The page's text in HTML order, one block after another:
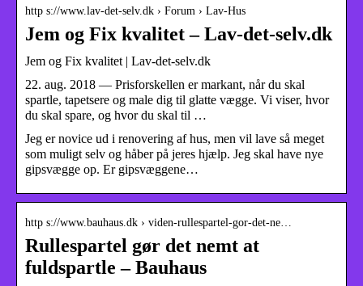
http s://www.lav-det-selv.dk › Forum › Lav-Hus
Jem og Fix kvalitet – Lav-det-selv.dk
Jem og Fix kvalitet | Lav-det-selv.dk
22. aug. 2018 — Prisforskellen er markant, når du skal
spartle, tapetsere og male dig til glatte vægge. Vi viser, hvor
du skal spare, og hvor du skal til …
Jeg er novice ud i renovering af hus, men vil lave så meget
som muligt selv og håber på jeres hjælp. Jeg skal have nye
gipsvægge op. Er gipsvæggene…
http s://www.bauhaus.dk › viden-rullespartel-gor-det-ne…
Rullespartel gør det nemt at
fuldspartle – Bauhaus